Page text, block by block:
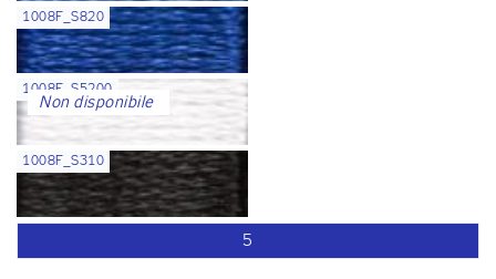
1008F_S820
Non disponibile
1008F_S5200
1008F_S310
5